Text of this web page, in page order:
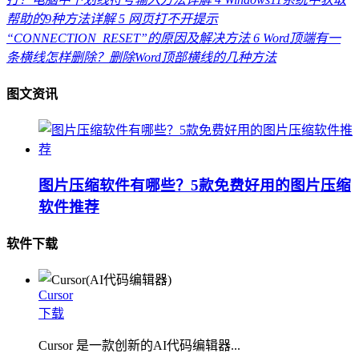
帮助的9种方法详解 5 网页打不开提示
“CONNECTION_RESET”的原因及解决方法 6 Word顶端有一
条横线怎样删除？删除Word顶部横线的几种方法
图文资讯
图片压缩软件有哪些？5款免费好用的图片压缩
软件推荐
软件下载
Cursor
下载
Cursor 是一款创新的AI代码编辑器...